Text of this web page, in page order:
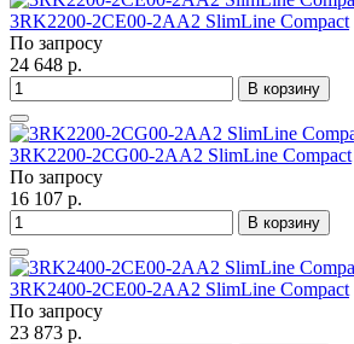
3RK2200-2CE00-2AA2 SlimLine Compact
По запросу
24 648 р.
В корзину
3RK2200-2CG00-2AA2 SlimLine Compact
По запросу
16 107 р.
В корзину
3RK2400-2CE00-2AA2 SlimLine Compact
По запросу
23 873 р.